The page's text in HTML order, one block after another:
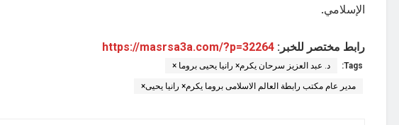
الإسلامي.
رابط مختصر للخبر: https://masrsa3a.com/?p=32264
Tags: د. عبد العزيز سرحان يكرم× رانيا يحيى بروما ×
مدير عام مكتب رابطة العالم الاسلامى بروما يكرم× رانيا يحيى×